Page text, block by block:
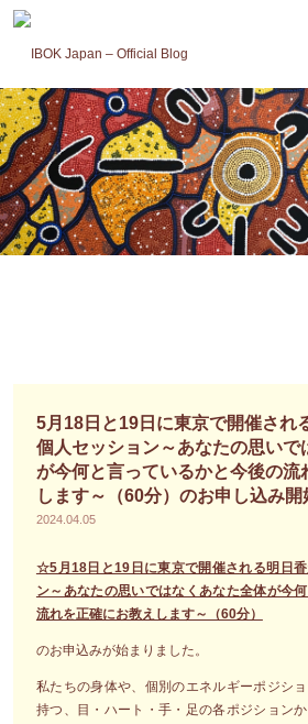
ツ
へ
ス
キ
ッ
プ
5月18日と19日に東京で開催され
個人セッション～あなたの思いで
が今何と言っているかと今後の流
します～（60分）のお申し込み開
2024.04.05
☆5月18日と19日に東京で開催される明日
ン～あなたの思いではなくあなた全体が今
流れを正確にお教えします～（60分）
のお申込みが始まりました。
私たちの身体や、個別のエネルギーポジシ
持つ、目・ハート・手・足の各ポジション